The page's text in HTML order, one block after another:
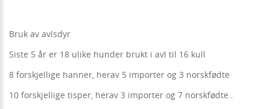
Bruk av avlsdyr
Siste 5 år er 18 ulike hunder brukt i avl til 16 kull
8 forskjellige hanner, herav 5 importer og 3 norskfødte
10 forskjellige tisper, herav 3 importer og 7 norskfødte..